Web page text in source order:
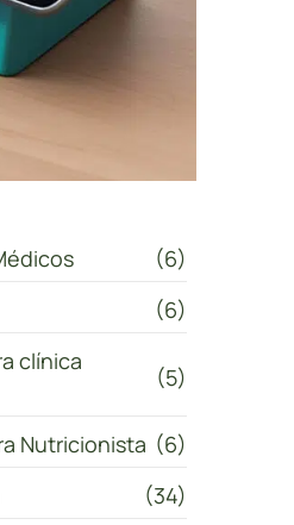
(6)
(6)
clínica
(5)
Nutricionista (6)
(34)